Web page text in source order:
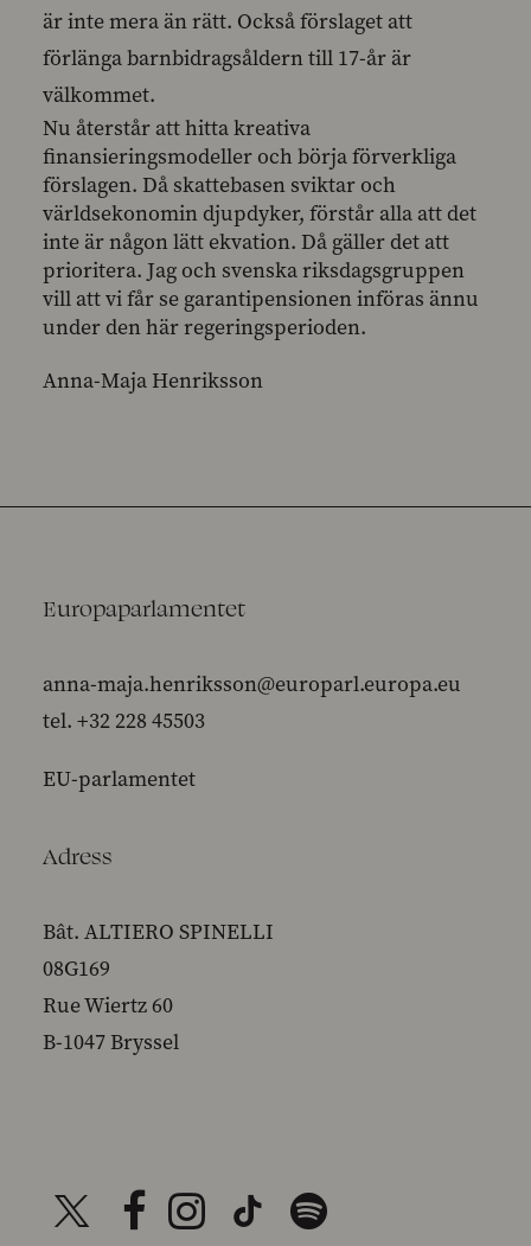
är inte mera än rätt. Också förslaget att
förlänga barnbidragsåldern till 17-år är
välkommet.
Nu återstår att hitta kreativa
finansieringsmodeller och börja förverkliga
förslagen. Då skattebasen sviktar och
världsekonomin djupdyker, förstår alla att det
inte är någon lätt ekvation. Då gäller det att
prioritera. Jag och svenska riksdagsgruppen
vill att vi får se garantipensionen införas ännu
under den här regeringsperioden.
Anna-Maja Henriksson
Europaparlamentet
anna-maja.henriksson@europarl.europa.eu
tel. +32 228 45503
EU-parlamentet
Adress
Bât. ALTIERO SPINELLI
08G169
Rue Wiertz 60
B-1047 Bryssel